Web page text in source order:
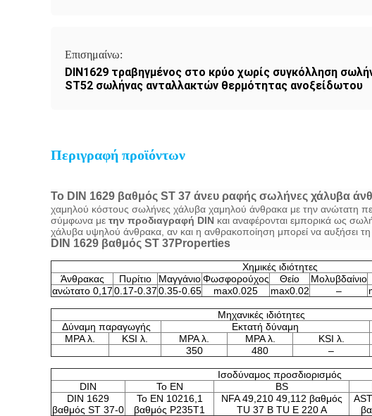
Επισημαίνω:
DIN1629 τραβηγμένος στο κρύο χωρίς συγκόλληση
ST52 σωλήνας ανταλλακτών θερμότητας ανοξείδωτου
Περιγραφή προϊόντων
Το DIN 1629 βαθμός ST 37 άνευ ραφής σωλήνες χάλυβα
χαμηλού κόστους σωλήνες χάλυβα χαμηλού άνθρακα με την ανώτατη
σύμφωνα με την προδιαγραφή DIN και αναφέρονται εμπορικά ως
χάλυβα υψηλού άνθρακα, αν και η ανθρακοποίηση μπορεί να αυξήσει τη
DIN 1629 βαθμός ST 37Properties
Χημικές ιδιότητες
Άνθρακας
Πυρίτιο ΜαγγάνιοΦωσφορούχος Θείο Μολυβδαίνιο
ανώτατο 0,170.17-0.370.35-0.65 max0.025 max0.02 –
Μηχανικές ιδιότητες
Δύναμη παραγωγής
Εκτατή δύναμη
MPA λ.
KSI λ. MPA λ. MPA λ. KSI λ.
350
480 –
Ισοδύναμος προσδιορισμός
DIN
Το EN BS
DIN 1629
βαθμός ST 37-0
Το EN 10216,1
βαθμός P235T1
NFA 49,210 49,112 βαθμός
TU 37 Β TU Ε 220 Α